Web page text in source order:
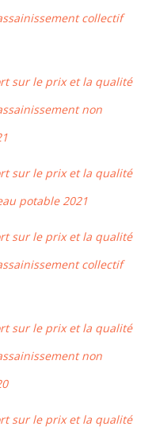
collectif
sur le prix et la qualité
non
sur le prix et la qualité
potable 2021
sur le prix et la qualité
collectif
sur le prix et la qualité
non
sur le prix et la qualité